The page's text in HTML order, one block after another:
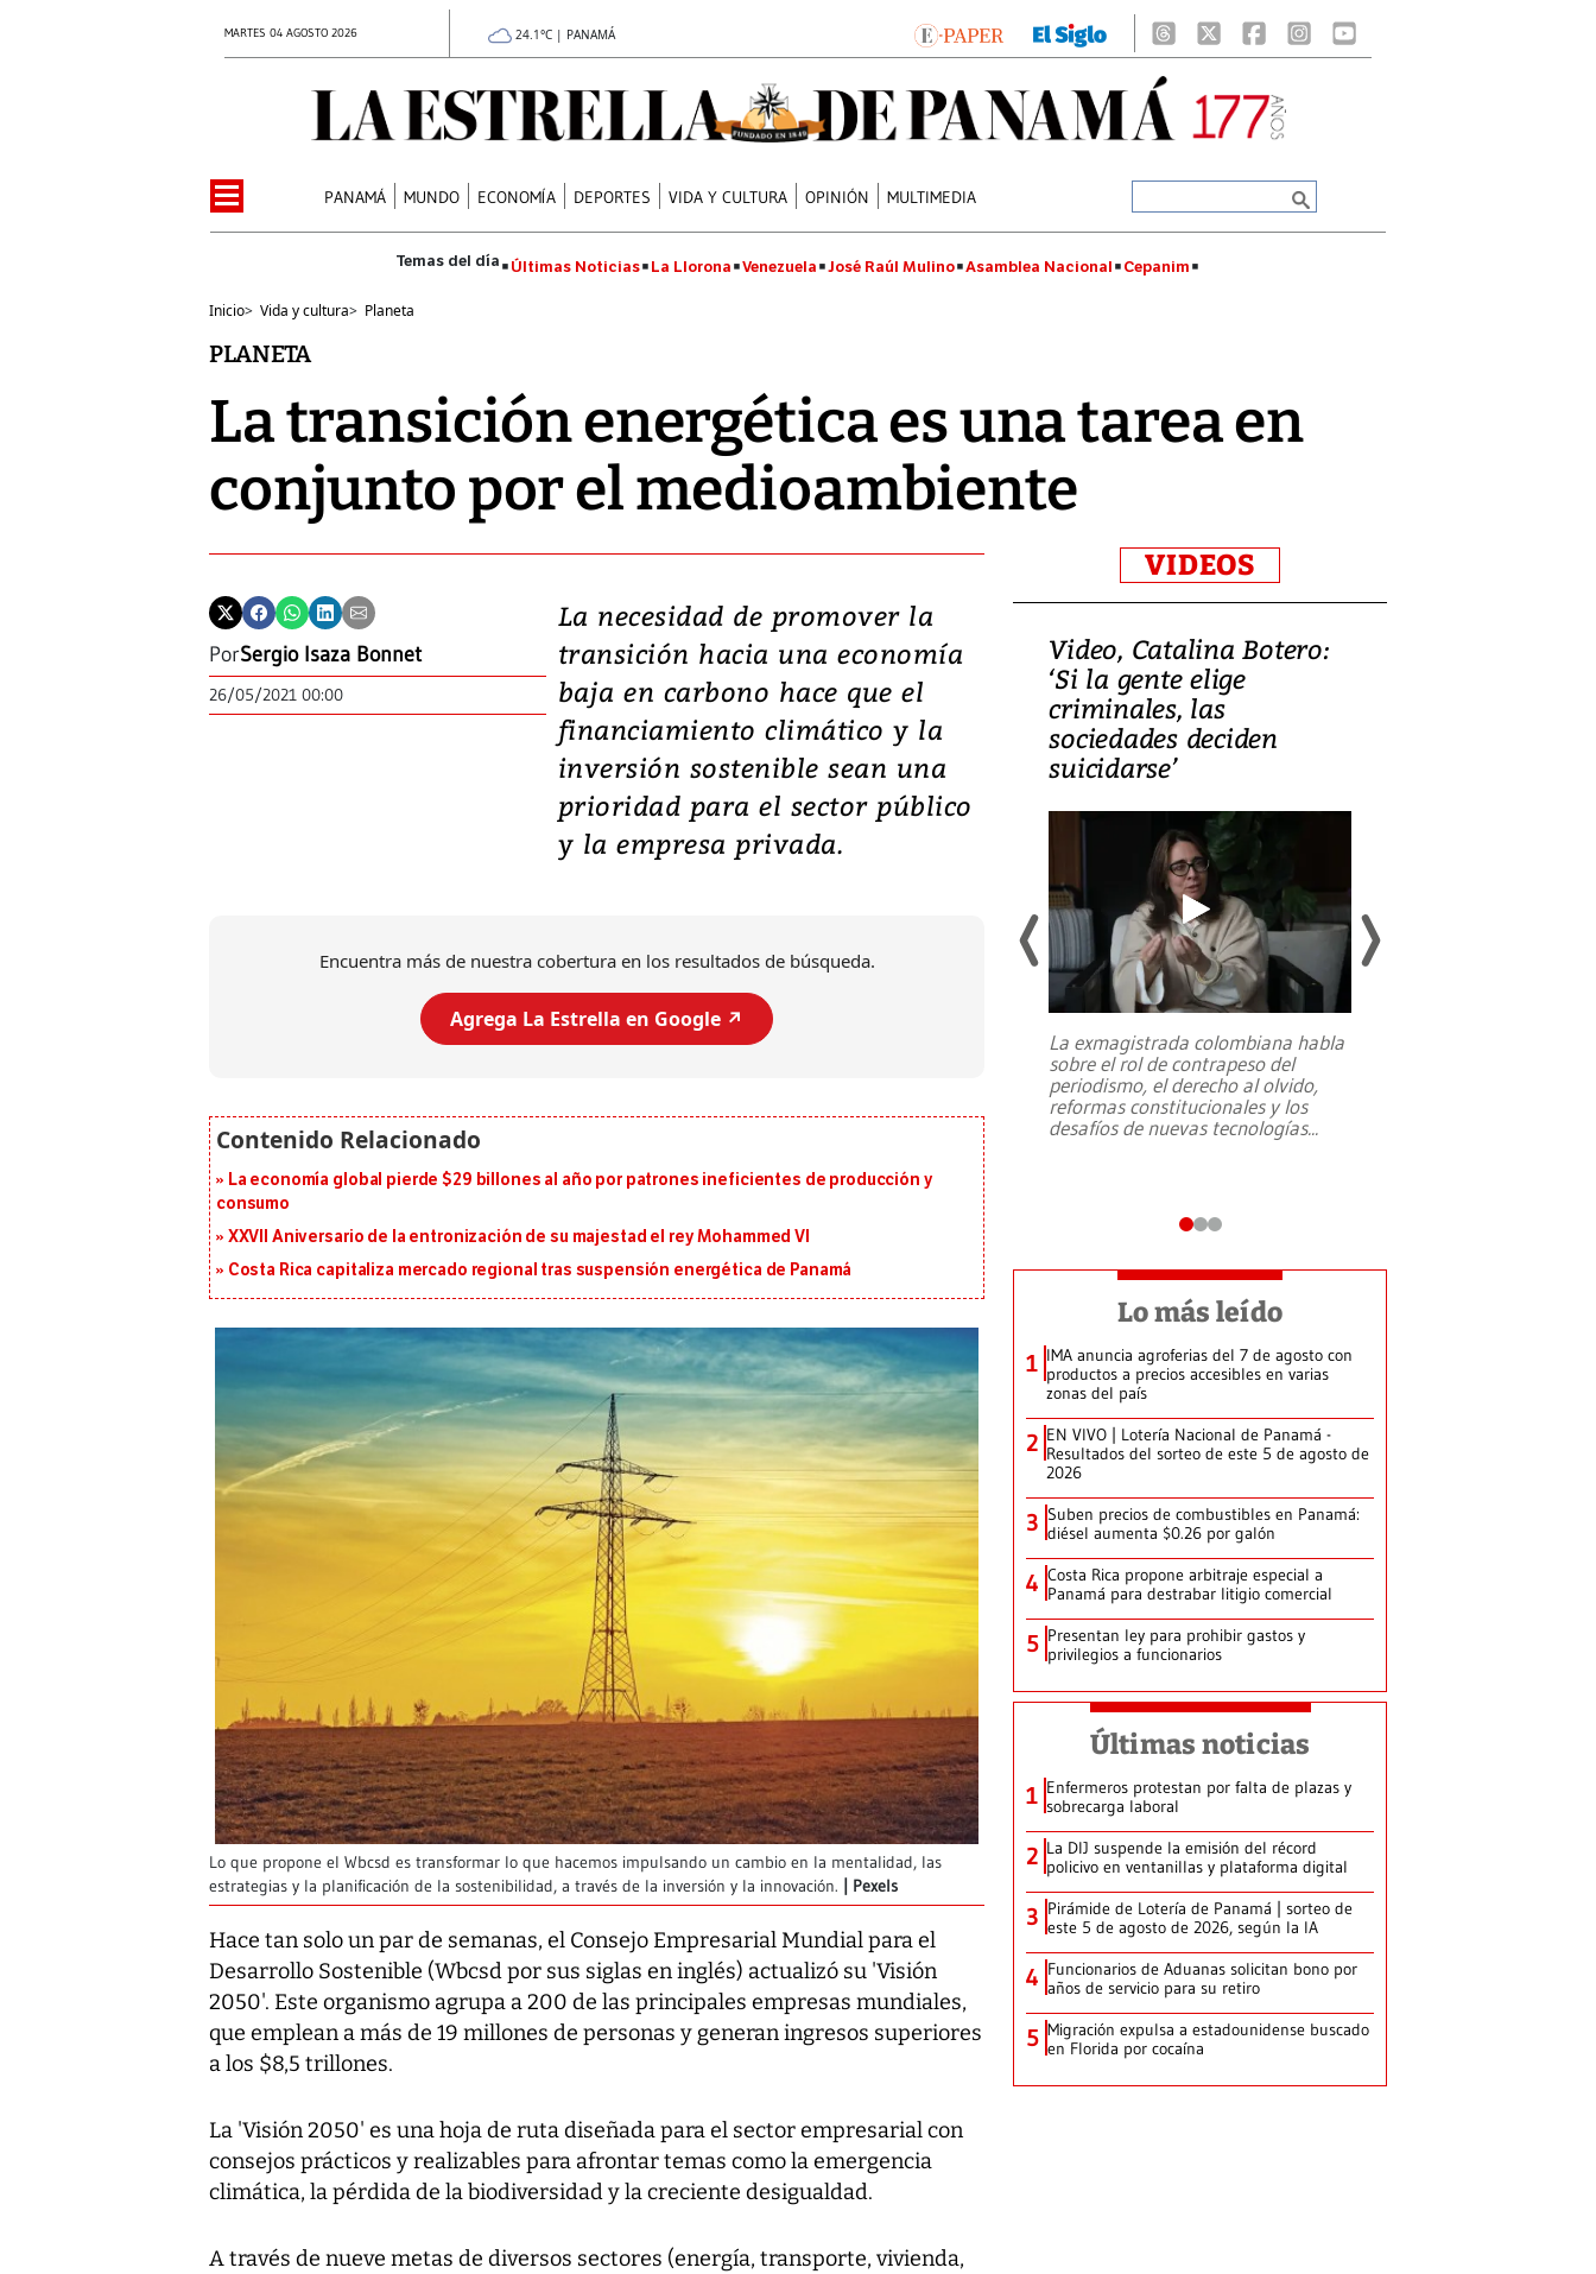
MARTES 04 AGOSTO 2026 24.1°C | PANAMÁ
PANAMÁ MUNDO ECONOMÍA DEPORTES VIDA Y CULTURA OPINIÓN MULTIMEDIA
Últimas Noticias La Llorona Venezuela José Raúl Mulino Asamblea Nacional Cepanim
Inicio> Vida y cultura> Planeta
PLANETA
La transición energética es una tarea en
conjunto por el medioambiente
PorSergio Isaza Bonnet
26/05/2021 00:00
La necesidad de promover la
transición hacia una economía
baja en carbono hace que el
financiamiento climático y la
inversión sostenible sean una
prioridad para el sector público
y la empresa privada.
Encuentra más de nuestra cobertura en los resultados de búsqueda.
Agrega La Estrella en Google ↗️
La economía global pierde $29 billones al año por patrones ineficientes de producción y
consumo
XXVII Aniversario de la entronización de su majestad el rey Mohammed VI
Costa Rica capitaliza mercado regional tras suspensión energética de Panamá
Lo que propone el Wbcsd es transformar lo que hacemos impulsando un cambio en la mentalidad, las
estrategias y la planificación de la sostenibilidad, a través de la inversión y la innovación.
Pexels
Hace tan solo un par de semanas, el Consejo Empresarial Mundial para el
Desarrollo Sostenible (Wbcsd por sus siglas en inglés) actualizó su 'Visión
2050'. Este organismo agrupa a 200 de las principales empresas mundiales,
que emplean a más de 19 millones de personas y generan ingresos superiores
a los $8,5 trillones.
La 'Visión 2050' es una hoja de ruta diseñada para el sector empresarial con
consejos prácticos y realizables para afrontar temas como la emergencia
climática, la pérdida de la biodiversidad y la creciente desigualdad.
A través de nueve metas de diversos sectores (energía, transporte, vivienda,
VIDEOS
Video, Japón: Terremoto
deja heridos y graves
daños en Kumamoto
7,1 se registró este martes 28 de
julio en la prefectura de Kumamoto,
al sur de Japón, provocando una
Video, Catalina Botero:
‘Si la gente elige
criminales, las
sociedades deciden
suicidarse’
La exmagistrada colombiana habla
sobre el rol de contrapeso del
periodismo, el derecho al olvido,
reformas constitucionales y los
desafíos de nuevas tecnologías...
Lo más leído
1 IMA anuncia agroferias del 7 de agosto con
productos a precios accesibles en varias
zonas del país
2 EN VIVO | Lotería Nacional de Panamá -
Resultados del sorteo de este 5 de agosto de
2026
3 Suben precios de combustibles en Panamá:
diésel aumenta $0.26 por galón
4 Costa Rica propone arbitraje especial a
Panamá para destrabar litigio comercial
5 Presentan ley para prohibir gastos y
privilegios a funcionarios
Últimas noticias
1 Enfermeros protestan por falta de plazas y
sobrecarga laboral
2 La DIJ suspende la emisión del récord
policivo en ventanillas y plataforma digital
3 Pirámide de Lotería de Panamá | sorteo de
este 5 de agosto de 2026, según la IA
4 Funcionarios de Aduanas solicitan bono por
años de servicio para su retiro
5 Migración expulsa a estadounidense buscado
en Florida por cocaína